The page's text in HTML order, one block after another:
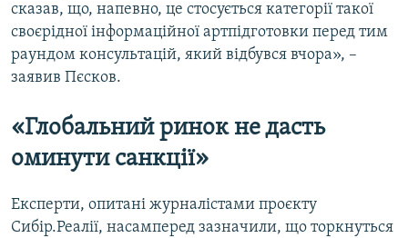
сказав, що, напевно, це стосується категорії такої
своєрідної інформаційної артпідготовки перед тим
раундом консультацій, який відбувся вчора», –
заявив Пєсков.
«Глобальний ринок не дасть
оминути санкції»
Експерти, опитані журналістами проєкту
Сибір.Реалії, насамперед зазначили, що торкнуться